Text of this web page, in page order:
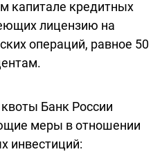
капитале кредитных
лицензию на
операций, равное 50
Банк России
меры в отношении
инвестиций: